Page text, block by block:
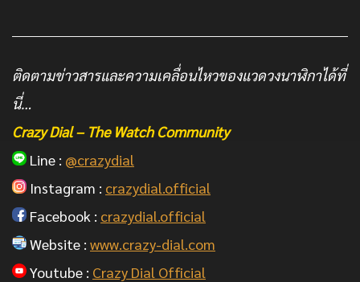
ติดตามข่าวสารและความเคลื่อนไหวของแวดวงนาฬิกาได้ที่
นี่…
Crazy Dial – The Watch Community
Line : @crazydial
Instagram : crazydial.official
Facebook : crazydial.official
Website : www.crazy-dial.com
Youtube : Crazy Dial Official